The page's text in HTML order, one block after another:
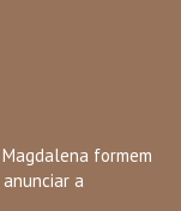
formem
a